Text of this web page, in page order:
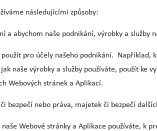
následujícími způsoby:
a abychom naše podnikání, výrobky a služby
pro účely našeho podnikání.
naše výrobky a služby používáte, použít ke
Webových stránek a Aplikací.
bezpečí nebo práva, majetek či bezpečí
Webové stránky a Aplikace používáte, k